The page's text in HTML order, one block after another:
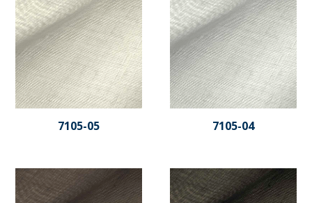
7105-05 7105-04